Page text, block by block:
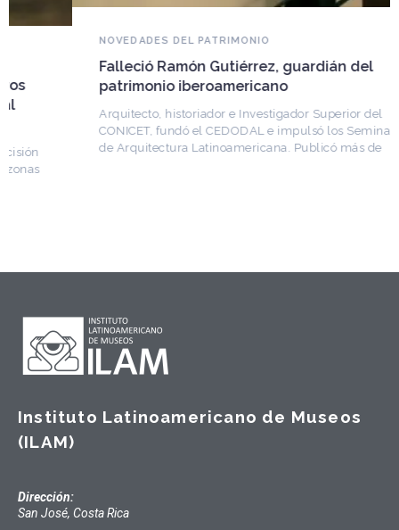
NOVEDADES DEL PATRIMONIO
Falleció Ramón Gutiérrez, guardián del
patrimonio iberoamericano
Arquitecto, historiador e Investigador Superior del
CONICET, fundó el CEDODAL e impulsó los Seminarios
de Arquitectura Latinoamericana. Publicó más de
Instituto Latinoamericano de Museos
(ILAM)
Dirección:
San José, Costa Rica